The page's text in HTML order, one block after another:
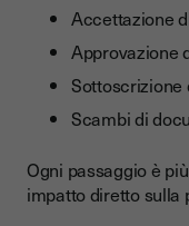
Accettazione
Approvazione
Sottoscrizione
Scambi di
Ogni passaggio è
impatto diretto sulla